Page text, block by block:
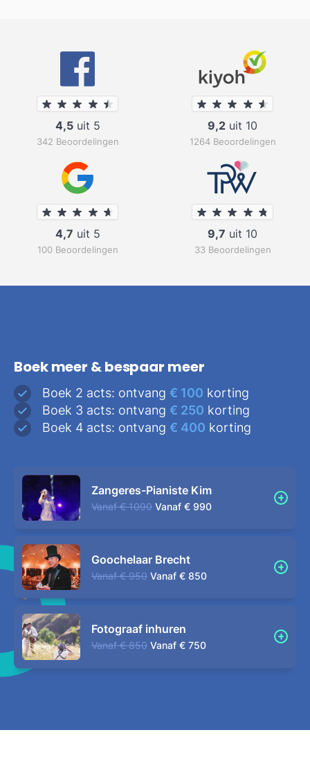
4,5uit 5
342 Beoordelingen
9,2 uit 10
1264 Beoordelingen
4,7 uit 5
100 Beoordelingen
9,7 uit 10
33 Beoordelingen
Boek meer & bespaar meer
Boek 2 acts: ontvang € 100 korting
Boek 3 acts: ontvang € 250 korting
Boek 4 acts: ontvang € 400 korting
Zangeres-Pianiste Kim
Vanaf € 1090 Vanaf € 990
Goochelaar Brecht
Vanaf € 950 Vanaf € 850
Fotograaf inhuren
Vanaf € 850 Vanaf € 750